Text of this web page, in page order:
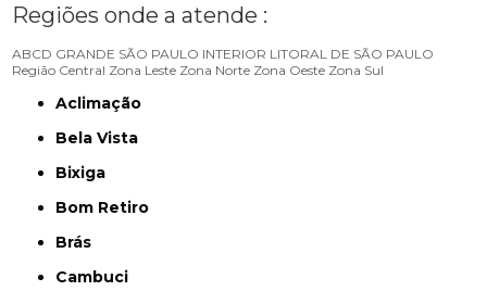
Regiões onde a atende :
ABCD GRANDE SÃO PAULO INTERIOR LITORAL DE SÃO PAULO
Região Central Zona Leste Zona Norte Zona Oeste Zona Sul
Aclimação
Bela Vista
Bixiga
Bom Retiro
Brás
Cambuci